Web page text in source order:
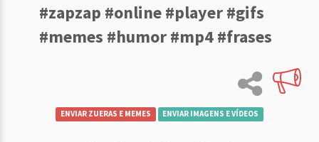
#zapzap #online #player #gifs
#memes #humor #mp4 #frases
ENVIAR ZUERAS E MEMES ENVIAR IMAGENS E VÍDEOS